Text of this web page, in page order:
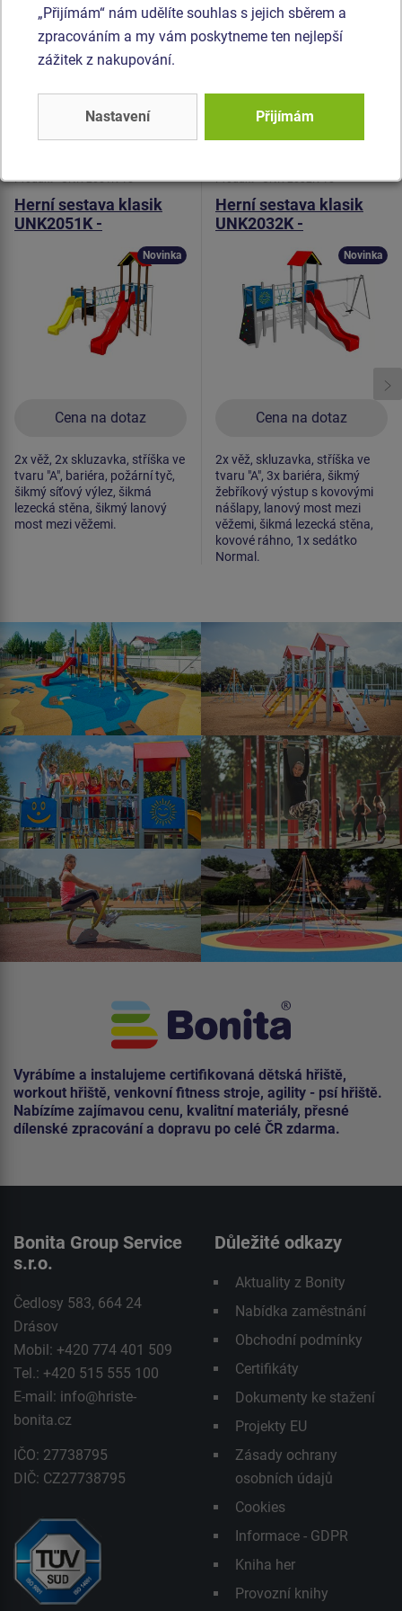
proti UV záření a odolností proti vodě). Horolezecké chyty
jsou vyrobeny z polyesteru, což zaručuje dlouhou životnost,
stálobarevnost i šetrný povrch pro kůži na rukou. Veškerý
Podobnézboží
Produkt - UNK-2051K-15
Herní sestava klasik
UNK2051K -
Cena na dotaz
Novinka
2x věž, 2x skluzavka, stříška ve
tvaru "A", bariéra, požární tyč,
šikmý síťový výlez, šikmá
lezecká stěna, šikmý lanový
most mezi věžemi.
Produkt - UNK-2032K-15
Herní sestava klasik
UNK2032K -
Cena na dotaz
Novinka
2x věž, skluzavka, stříška ve
tvaru "A", 3x bariéra, šikmý
žebříkový výstup s kovovými
nášlapy, lanový most mezi
věžemi, šikmá lezecká stěna,
kovové ráhno, 1x sedátko
Normal.
Vyrábíme a instalujeme certifikovaná dětská hřiště,
workout hřiště, venkovní fitness stroje, agility - psí hřiště.
Nabízíme zajímavou cenu, kvalitní materiály, přesné
dílenské zpracování a dopravu po celé ČR zdarma.
Bonita Group Service
s.r.o.
Čedlosy 583, 664 24
Drásov
Mobil: +420 774 401 509
Tel.: +420 515 555 100
E-mail: info@hriste-
bonita.cz
IČO: 27738795
DIČ: CZ27738795
Důležité odkazy
Aktuality z Bonity
Nabídka zaměstnání
Obchodní podmínky
Certifikáty
Dokumenty ke stažení
Projekty EU
Zásady ochrany
osobních údajů
Cookies
Informace - GDPR
Kniha her
Provozní knihy
„Přijímám“ nám udělíte souhlas s jejich sběrem a
zpracováním a my vám poskytneme ten nejlepší
zážitek z nakupování.
Nastavení Přijímám